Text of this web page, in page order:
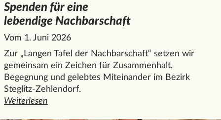
Spenden für eine
lebendige Nachbarschaft
Vom 1. Juni 2026
Zur „Langen Tafel der Nachbarschaft“ setzen wir
gemeinsam ein Zeichen für Zusammenhalt,
Begegnung und gelebtes Miteinander im Bezirk
Steglitz-Zehlendorf.
Weiterlesen
den ganzen Artikel "Spenden für eine lebendige